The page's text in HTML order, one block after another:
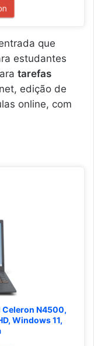
que
estudantes
tarefas
edição de
online, com
Celeron N4500,
Windows 11,